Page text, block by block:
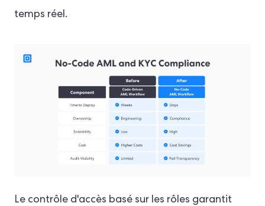
temps réel.
Le contrôle d'accès basé sur les rôles garantit